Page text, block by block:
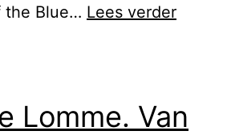
the Blue… Lees verderVirtual
Nile
Lomme. Van